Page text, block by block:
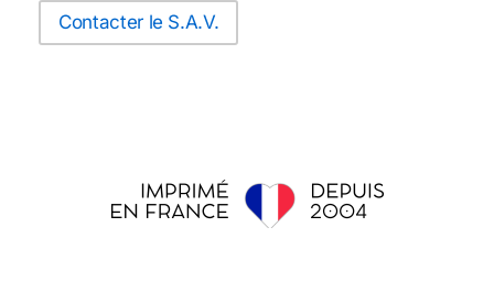
Le 13/08/2014 : Ludique, cette carte est
originale.
Contacter le S.A.V.